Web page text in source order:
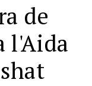
de
l'Aida